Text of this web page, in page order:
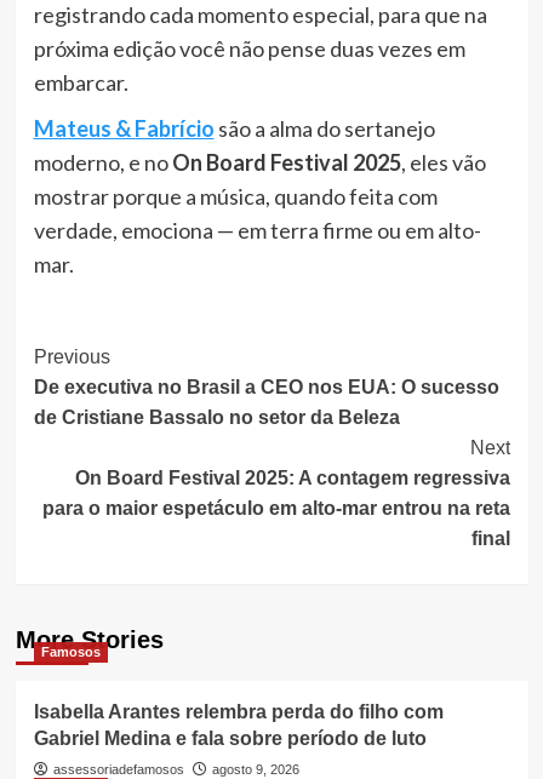
registrando cada momento especial, para que na
próxima edição você não pense duas vezes em
embarcar.
Mateus & Fabrício são a alma do sertanejo
moderno, e noOn Board Festival 2025, eles vão
mostrar porque a música, quando feita com
verdade, emociona — em terra firme ou em alto-
mar.
Post
Navigation
Previous
De executiva no Brasil a CEO nos EUA: O sucesso
de Cristiane Bassalo no setor da Beleza
Next
On Board Festival 2025: A contagem regressiva
para o maior espetáculo em alto-mar entrou na reta
final
More Stories
Famosos
Isabella Arantes relembra perda do filho com
Gabriel Medina e fala sobre período de luto
assessoriadefamosos
agosto 9, 2026